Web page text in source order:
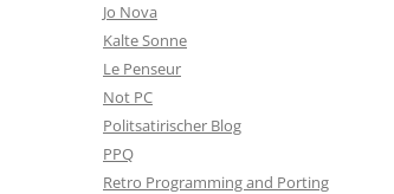
Jo Nova
Kalte Sonne
Le Penseur
Not PC
Politsatirischer Blog
PPQ
Retro Programming and Porting